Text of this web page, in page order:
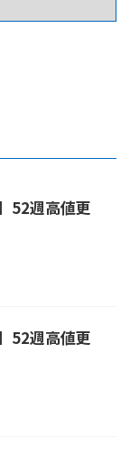
52週高値更
52週高値更